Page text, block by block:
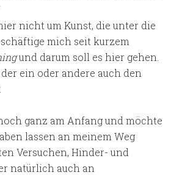
nicht um Kunst, die unter die
mich seit kurzem
und darum soll es hier gehen.
ein oder andere auch den
.
ganz am Anfang und möchte
lassen an meinem Weg
Versuchen, Hinder- und
natürlich auch an